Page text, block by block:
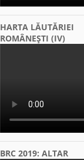
HARTA LĂUTĂRIEI
ROMÂNEŞTI (IV)
BRC 2019: ALTAR